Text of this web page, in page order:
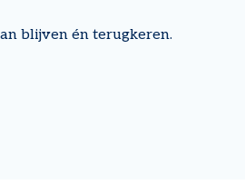
blijven én terugkeren.